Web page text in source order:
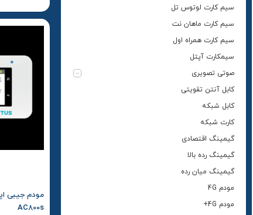
AC800s
سیم کارت لوتوس تل
سیم کارت ماهان نت
سیم کارت همراه اول
سیمکارت آپتل
صوتی تصویری
کابل آنتن تقویتی
کابل شبکه
کارت شبکه
گیمینگ اقتصادی
گیمینگ رده بالا
گیمینگ میان رده
مودم 4G
مودم 4G+